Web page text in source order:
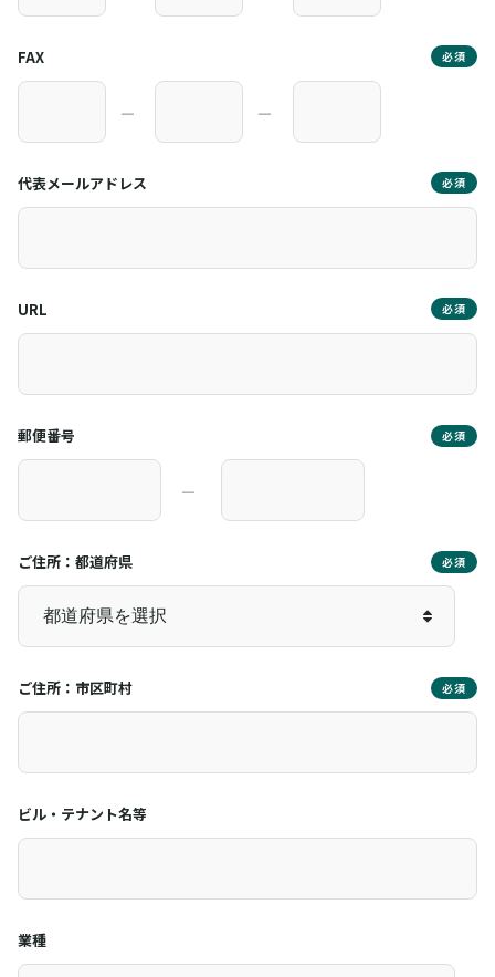
FAX 必須
― ―
代表メールアドレス 必須
URL 必須
郵便番号 必須
―
ご住所：都道府県 必須
ご住所：市区町村 必須
ビル・テナント名等
業種